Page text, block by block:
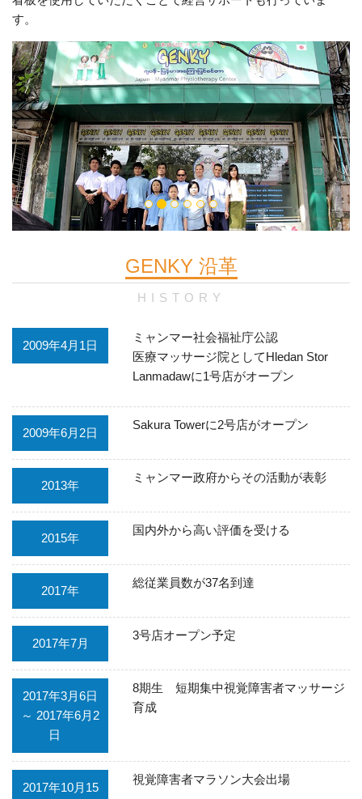
す。
GENKY 沿革
HISTORY
2009年4月1日
ミャンマー社会福祉庁公認
医療マッサージ院としてHledan Stor
Lanmadawに1号店がオープン
2009年6月2日
Sakura Towerに2号店がオープン
2013年
ミャンマー政府からその活動が表彰
2015年
国内外から高い評価を受ける
2017年
総従業員数が37名到達
2017年7月
3号店オープン予定
2017年3月6日
～ 2017年6月2
日
8期生 短期集中視覚障害者マッサージ
育成
2017年10月15
視覚障害者マラソン大会出場